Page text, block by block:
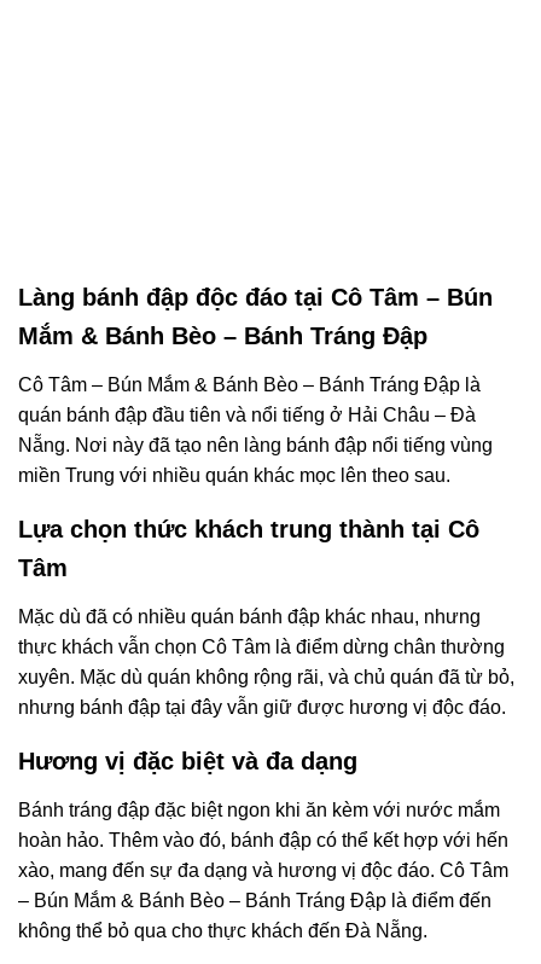
Làng bánh đập độc đáo tại Cô Tâm – Bún
Mắm & Bánh Bèo – Bánh Tráng Đập
Cô Tâm – Bún Mắm & Bánh Bèo – Bánh Tráng Đập là
quán bánh đập đầu tiên và nổi tiếng ở Hải Châu – Đà
Nẵng. Nơi này đã tạo nên làng bánh đập nổi tiếng vùng
miền Trung với nhiều quán khác mọc lên theo sau.
Lựa chọn thức khách trung thành tại Cô
Tâm
Mặc dù đã có nhiều quán bánh đập khác nhau, nhưng
thực khách vẫn chọn Cô Tâm là điểm dừng chân thường
xuyên. Mặc dù quán không rộng rãi, và chủ quán đã từ bỏ,
nhưng bánh đập tại đây vẫn giữ được hương vị độc đáo.
Hương vị đặc biệt và đa dạng
Bánh tráng đập đặc biệt ngon khi ăn kèm với nước mắm
hoàn hảo. Thêm vào đó, bánh đập có thể kết hợp với hến
xào, mang đến sự đa dạng và hương vị độc đáo. Cô Tâm
– Bún Mắm & Bánh Bèo – Bánh Tráng Đập là điểm đến
không thể bỏ qua cho thực khách đến Đà Nẵng.